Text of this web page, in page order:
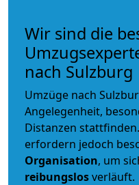
Wir sind die
nach Sulzburg
Umzüge nach
Angelegenheit,
Distanzen
erfordern jedoch
Organisation, um
reibungslosverläuft.